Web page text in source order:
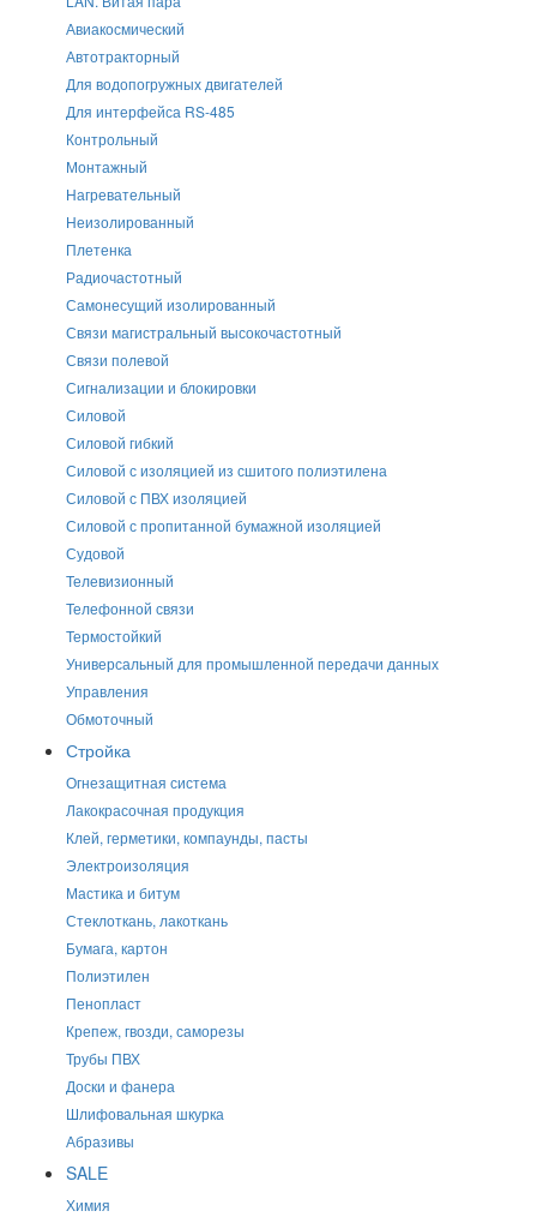
Авиакосмический
Автотракторный
Для водопогружных двигателей
Для интерфейса RS-485
Контрольный
Монтажный
Нагревательный
Неизолированный
Плетенка
Радиочастотный
Самонесущий изолированный
Связи магистральный высокочастотный
Связи полевой
Сигнализации и блокировки
Силовой
Силовой гибкий
Силовой с изоляцией из сшитого полиэтилена
Силовой с ПВХ изоляцией
Силовой с пропитанной бумажной изоляцией
Судовой
Телевизионный
Телефонной связи
Термостойкий
Универсальный для промышленной передачи данных
Управления
Обмоточный
Стройка
Огнезащитная система
Лакокрасочная продукция
Клей, герметики, компаунды, пасты
Электроизоляция
Мастика и битум
Стеклоткань, лакоткань
Бумага, картон
Полиэтилен
Пенопласт
Крепеж, гвозди, саморезы
Трубы ПВХ
Доски и фанера
Шлифовальная шкурка
Абразивы
SALE
Химия